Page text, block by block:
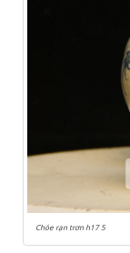
Chóe rạn trơn h17 5